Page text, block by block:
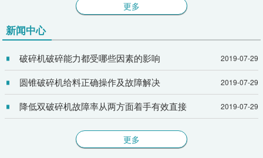
更多
新闻中心
破碎机破碎能力都受哪些因素的影响 2019-07-29
圆锥破碎机给料正确操作及故障解决 2019-07-29
降低双破碎机故障率从两方面着手有效直接 2019-07-29
更多